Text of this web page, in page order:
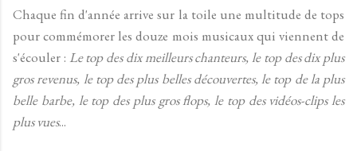
Chaque fin d'année arrive sur la toile une multitude de tops
pour commémorer les douze mois musicaux qui viennent de
s'écouler : Le top des dix meilleurs chanteurs, le top des dix plus
gros revenus, le top des plus belles découvertes, le top de la plus
belle barbe, le top des plus gros flops, le top des vidéos-clips les
plus vues...